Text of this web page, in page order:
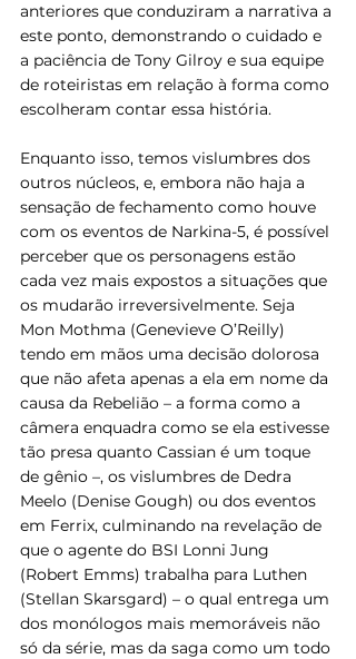
anteriores que conduziram a narrativa a
este ponto, demonstrando o cuidado e
a paciência de Tony Gilroy e sua equipe
de roteiristas em relação à forma como
escolheram contar essa história.
Enquanto isso, temos vislumbres dos
outros núcleos, e, embora não haja a
sensação de fechamento como houve
com os eventos de Narkina-5, é possível
perceber que os personagens estão
cada vez mais expostos a situações que
os mudarão irreversivelmente. Seja
Mon Mothma (Genevieve O’Reilly)
tendo em mãos uma decisão dolorosa
que não afeta apenas a ela em nome da
causa da Rebelião – a forma como a
câmera enquadra como se ela estivesse
tão presa quanto Cassian é um toque
de gênio –, os vislumbres de Dedra
Meelo (Denise Gough) ou dos eventos
em Ferrix, culminando na revelação de
que o agente do BSI Lonni Jung
(Robert Emms) trabalha para Luthen
(Stellan Skarsgard) – o qual entrega um
dos monólogos mais memoráveis não
só da série, mas da saga como um todo